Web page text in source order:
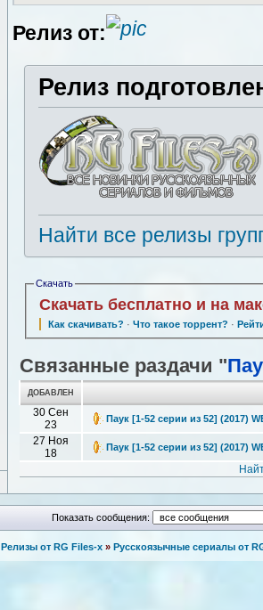
Релиз от:
Релиз
Найти все релизы
Скачать
Скачать бесплатно и на
Как скачивать? · Что такое торрент? ·
Связанные раздачи "
ДОБАВЛЕН
30 Сен
23
Паук [1-52 серии из 52] (2017)
27 Ноя
18
Паук [1-52 серии из 52] (2017)
Показать сообщения:
Релизы от RG Files-x » Русскоязычные сериалы от